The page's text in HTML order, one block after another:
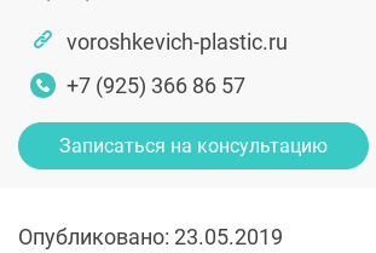
voroshkevich-plastic.ru
+7 (925) 366 86 57
Записаться на консультацию
Опубликовано: 23.05.2019